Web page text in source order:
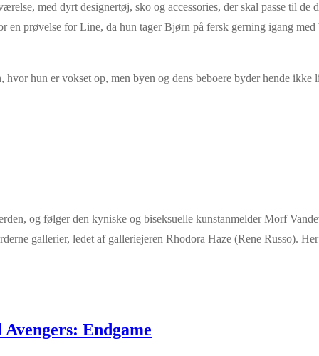
med dyrt designertøj, sko og accessories, der skal passe til de
prøvelse for Line, da hun tager Bjørn på fersk gerning igang
hun er vokset op, men byen og dens beboere byder hende ikke
og følger den kyniske og biseksuelle kunstanmelder Morf
gallerier, ledet af galleriejeren Rhodora Haze (Rene Russo).
Endgame